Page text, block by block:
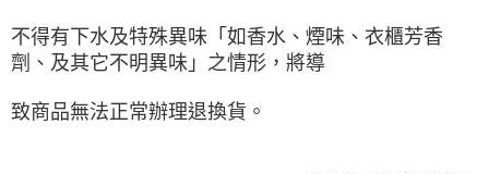
不得有下水及特殊異味「如香水、煙味、衣櫃芳香
劑、及其它不明異味」之情形，將導
致商品無法正常辦理退換貨。